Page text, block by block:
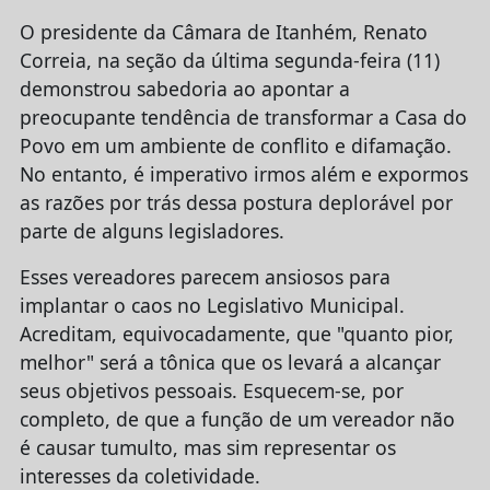
O presidente da Câmara de Itanhém, Renato
Correia, na seção da última segunda-feira (11)
demonstrou sabedoria ao apontar a
preocupante tendência de transformar a Casa do
Povo em um ambiente de conflito e difamação.
No entanto, é imperativo irmos além e expormos
as razões por trás dessa postura deplorável por
parte de alguns legisladores.
Esses vereadores parecem ansiosos para
implantar o caos no Legislativo Municipal.
Acreditam, equivocadamente, que "quanto pior,
melhor" será a tônica que os levará a alcançar
seus objetivos pessoais. Esquecem-se, por
completo, de que a função de um vereador não
é causar tumulto, mas sim representar os
interesses da coletividade.